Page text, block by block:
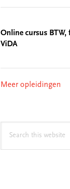
Online cursus BTW,
ViDA
Meer opleidingen